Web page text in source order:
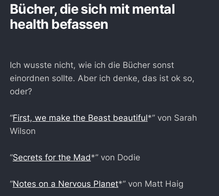
Bücher, die sich mit mental
health befassen
Ich wusste nicht, wie ich die Bücher sonst
einordnen sollte. Aber ich denke, das ist ok so,
oder?
“First, we make the Beast beautiful*” von Sarah
Wilson
“Secrets for the Mad*” von Dodie
“Notes on a Nervous Planet*” von Matt Haig